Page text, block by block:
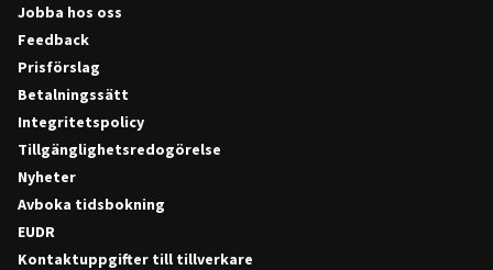
Jobba hos oss
Feedback
Prisförslag
Betalningssätt
Integritetspolicy
Tillgänglighetsredogörelse
Nyheter
Avboka tidsbokning
EUDR
Kontaktuppgifter till tillverkare